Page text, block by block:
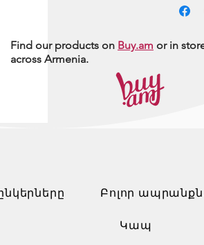
Find our products on Buy.am or in
across Armenia.
Բոլոր
Կապ